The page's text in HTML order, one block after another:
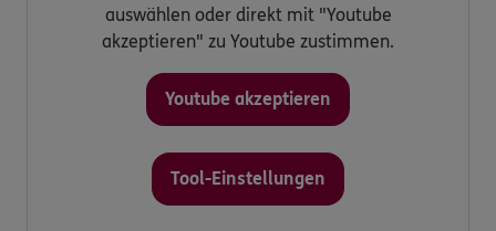
auswählen oder direkt mit "Youtube
akzeptieren" zu Youtube zustimmen.
Youtube akzeptieren
Tool-Einstellungen